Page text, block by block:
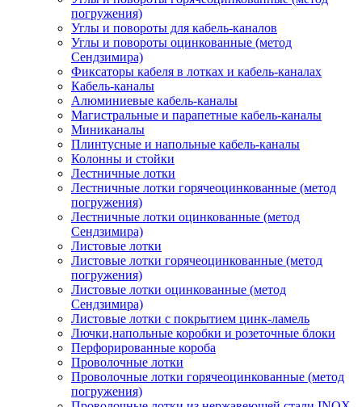
погружения)
Углы и повороты для кабель-каналов
Углы и повороты оцинкованные (метод
Сендзимира)
Фиксаторы кабеля в лотках и кабель-каналах
Кабель-каналы
Алюминиевые кабель-каналы
Магистральные и парапетные кабель-каналы
Миниканалы
Плинтусные и напольные кабель-каналы
Колонны и стойки
Лестничные лотки
Лестничные лотки горячеоцинкованные (метод
погружения)
Лестничные лотки оцинкованные (метод
Сендзимира)
Листовые лотки
Листовые лотки горячеоцинкованные (метод
погружения)
Листовые лотки оцинкованные (метод
Сендзимира)
Листовые лотки с покрытием цинк-ламель
Лючки,напольные коробки и розеточные блоки
Перфорированные короба
Проволочные лотки
Проволочные лотки горячеоцинкованные (метод
погружения)